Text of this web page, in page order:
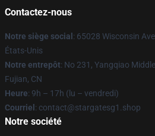
Contactez-nous
Notre siège social : 65028 Wisconsin
États-Unis
Notre entrepôt: No 231, Yangqiao
Fujian, CN
Heure: 9h – 17h (lu – vendredi)
Courriel : contact@stargatesg1.shop
Notre société